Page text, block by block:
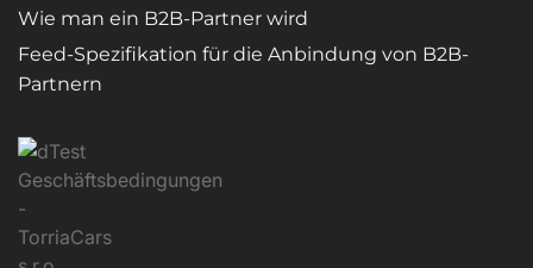
Wie man ein B2B-Partner wird
Feed-Spezifikation für die Anbindung von B2B-
Partnern